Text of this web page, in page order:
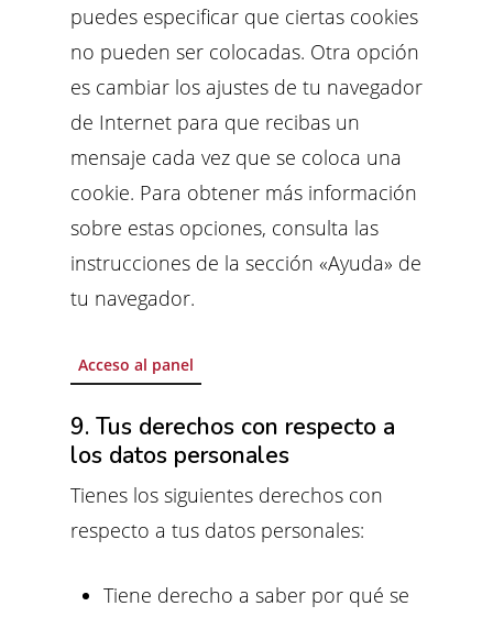
puedes especificar que ciertas cookies
no pueden ser colocadas. Otra opción
es cambiar los ajustes de tu navegador
de Internet para que recibas un
mensaje cada vez que se coloca una
cookie. Para obtener más información
sobre estas opciones, consulta las
instrucciones de la sección «Ayuda» de
tu navegador.
Acceso al panel
9. Tus derechos con respecto a
los datos personales
Tienes los siguientes derechos con
respecto a tus datos personales:
Tiene derecho a saber por qué se